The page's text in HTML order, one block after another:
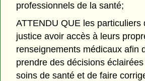
professionnels de la santé;
ATTENDU QUE les particuliers
justice avoir accès à leurs
renseignements médicaux afin
prendre des décisions
soins de santé et de faire